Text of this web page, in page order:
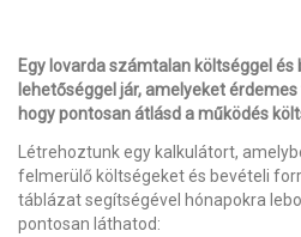
Egy lovarda számtalan költséggel
lehetőséggel jár, amelyeket
hogy pontosan átlásd a működés
Létrehoztunk egy kalkulátort,
felmerülő költségeket és bevételi
táblázat segítségével hónapokra
pontosan láthatod: